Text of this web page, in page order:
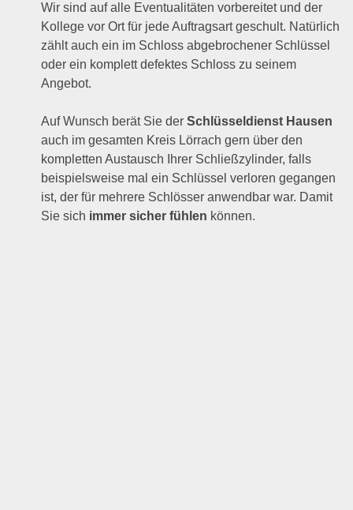
Wir sind auf alle Eventualitäten vorbereitet und der
Kollege vor Ort für jede Auftragsart geschult. Natürlich
zählt auch ein im Schloss abgebrochener Schlüssel
oder ein komplett defektes Schloss zu seinem
Angebot.
Auf Wunsch berät Sie derSchlüsseldienst Hausen
auch im gesamten Kreis Lörrach gern über den
kompletten Austausch Ihrer Schließzylinder, falls
beispielsweise mal ein Schlüssel verloren gegangen
ist, der für mehrere Schlösser anwendbar war. Damit
Sie sich immer sicher fühlen können.